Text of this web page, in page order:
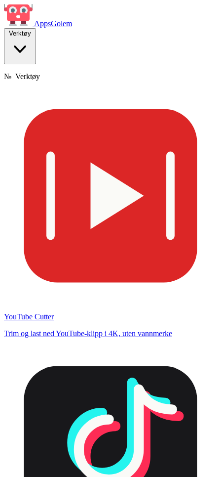
AppsGolem
Verktøy
№ Verktøy
YouTube Cutter
Trim og last ned YouTube-klipp i 4K, uten vannmerke